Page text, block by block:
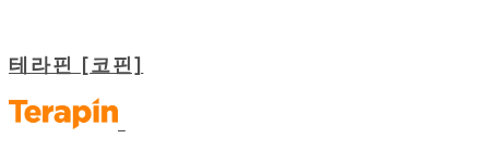
테라핀 [코핀]